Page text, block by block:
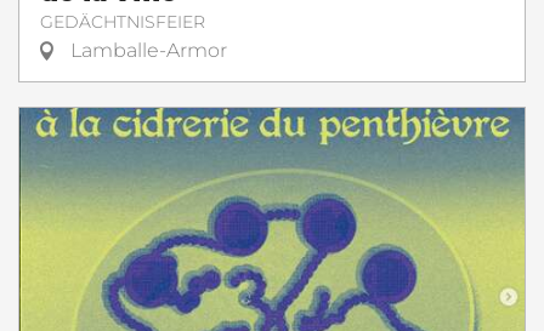
GEDÄCHTNISFEIER
Lamballe-Armor